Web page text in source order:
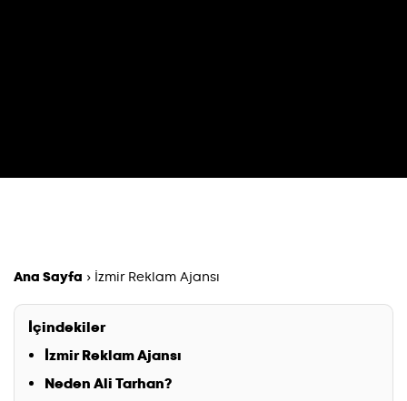
Ana Sayfa › İzmir Reklam Ajansı
İçindekiler
İzmir Reklam Ajansı
Neden Ali Tarhan?